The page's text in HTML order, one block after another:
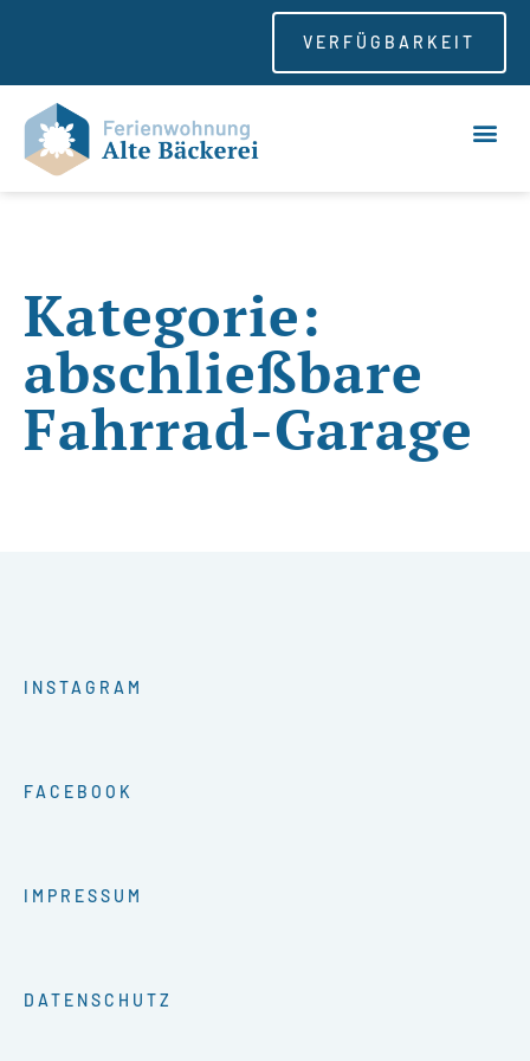
VERFÜGBARKEIT
Kategorie:
abschließbare
Fahrrad-Garage
INSTAGRAM
FACEBOOK
IMPRESSUM
DATENSCHUTZ